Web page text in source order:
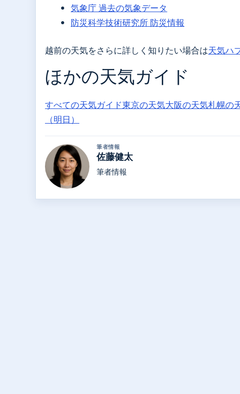
気象庁 過去の気象データ
防災科学技術研究所 防災情報
越前の天気をさらに詳しく知りたい場合は天気ハ
ほかの天気ガイド
すべての天気ガイド東京の天気大阪の天気札幌の
（明日）
筆者情報
佐藤健太
筆者情報